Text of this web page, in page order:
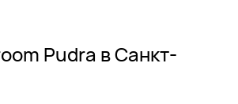
Pudra в Санкт-